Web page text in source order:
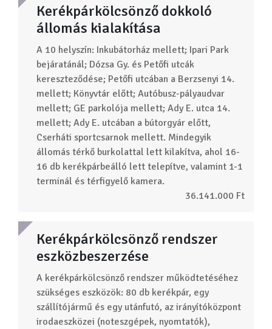
Kerékpárkölcsönző dokkoló
állomás kialakítása
A 10 helyszín: Inkubátorház mellett; Ipari Park
bejáratánál; Dózsa Gy. és Petőfi utcák
kereszteződése; Petőfi utcában a Berzsenyi 14.
mellett; Könyvtár előtt; Autóbusz-pályaudvar
mellett; GE parkolója mellett; Ady E. utca 14.
mellett; Ady E. utcában a bútorgyár előtt,
Cserháti sportcsarnok mellett. Mindegyik
állomás térkő burkolattal lett kilakítva, ahol 16-
16 db kerékpárbeálló lett telepítve, valamint 1-1
terminál és térfigyelő kamera.
36.141.000 Ft
Kerékpárkölcsönző rendszer
eszközbeszerzése
A kerékpárkölcsönző rendszer működtetéséhez
szükséges eszközök: 80 db kerékpár, egy
szállítójármű és egy utánfutó, az irányítóközpont
irodaeszközei (noteszgépek, nyomtatók),